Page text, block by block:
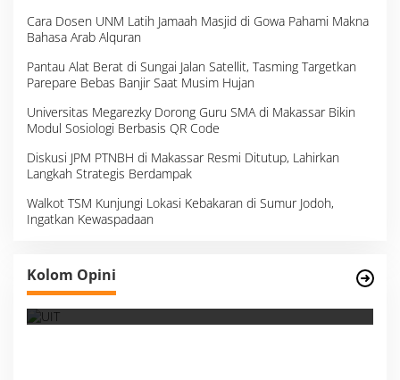
Cara Dosen UNM Latih Jamaah Masjid di Gowa Pahami Makna
Bahasa Arab Alquran
Pantau Alat Berat di Sungai Jalan Satellit, Tasming Targetkan
Parepare Bebas Banjir Saat Musim Hujan
Universitas Megarezky Dorong Guru SMA di Makassar Bikin
Modul Sosiologi Berbasis QR Code
Diskusi JPM PTNBH di Makassar Resmi Ditutup, Lahirkan
Langkah Strategis Berdampak
Walkot TSM Kunjungi Lokasi Kebakaran di Sumur Jodoh,
Ingatkan Kewaspadaan
Kolom Opini
Produk Tapi Membimbing Manusia